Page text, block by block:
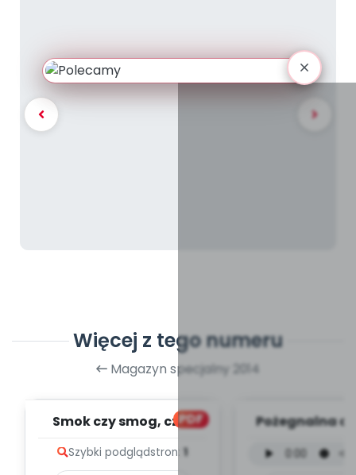
Więcej z tego numeru
Magazyn specjalny 2014
PDF
Smok czy smog, cz. 2
Szybki podglądstron: 1
Pożegnalna
(PD,